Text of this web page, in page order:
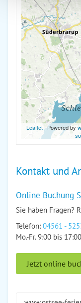
Leaflet| Powered by
Kontakt und
Online Buchung
Sie haben Fragen?
Telefon: 04561 -
Mo.-Fr. 9:00 bis
Jetzt online